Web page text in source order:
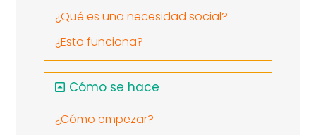
¿Qué es una necesidad social?
¿Esto funciona?
Cómo se hace
¿Cómo empezar?